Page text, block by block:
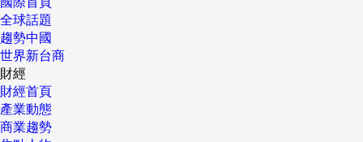
全球話題
趨勢中國
世界新台商
財經
財經首頁
產業動態
商業趨勢